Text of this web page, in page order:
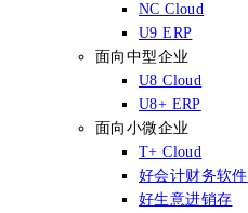
NC Cloud
U9 ERP
面向中型企业
U8 Cloud
U8+ ERP
面向小微企业
T+ Cloud
好会计财务软件
好生意进销存